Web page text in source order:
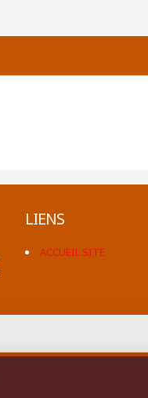
LIENS
ACCUEIL SITE